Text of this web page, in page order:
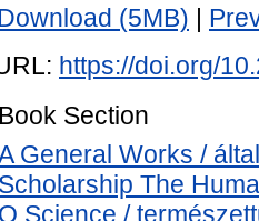
(5MB)
https://doi.org/
Book Section
General Works /
Scholarship The
Q Science /